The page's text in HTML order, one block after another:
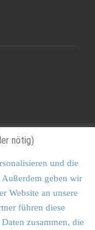
nötig)
und die
geben wir
Website an unsere
führen diese
zusammen, die